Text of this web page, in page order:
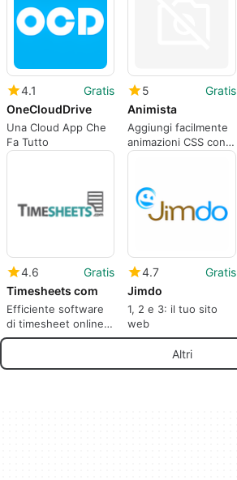
4.1
Gratis
OneCloudDrive
Una Cloud App Che
Fa Tutto
5
Gratis
Animista
Aggiungi facilmente
animazioni CSS con
Animista.
4.6
Gratis
Timesheets com
Efficiente software
di timesheet online
per l'uso aziendale.
4.7
Gratis
Jimdo
1, 2 e 3: il tuo sito
web
Altri